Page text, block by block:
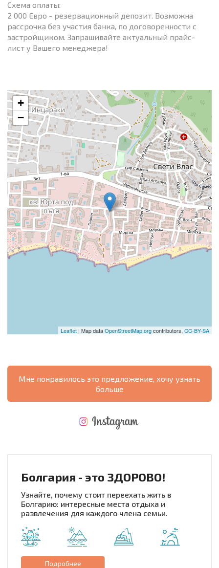
Схема оплаты:
2 000 Евро - резервационный депозит. Возможна
рассрочка без участия банка, по договоренности с
застройщиком. Запрашивайте актуальный прайс-
лист у Вашего менеджера!
+
−
Leaflet | Map dataOpenStreetMap.orgcontributors, CC-BY-SA
Мне понравилось это предложение, хочу узнать
больше
Болгария - это ЗДОРОВО!
Узнайте, почему стоит переехать жить в
Болгарию: интересные места отдыха и
развлечения для каждого члена семьи.
Подробнее